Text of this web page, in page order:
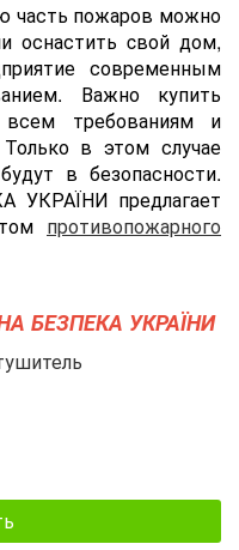
часть пожаров можно
оснастить cвой дом,
современным
Важно купить
всем требованиям и
в этом случае
в безопасности.
предлагает
противопожарного
БЕЗПЕКА УКРАЇНИ